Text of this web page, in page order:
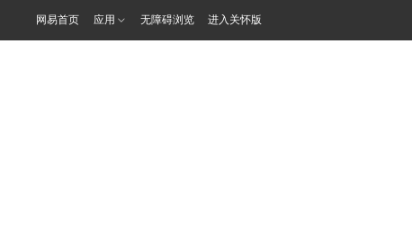
网易首页 应用 无障碍浏览 进入关怀版